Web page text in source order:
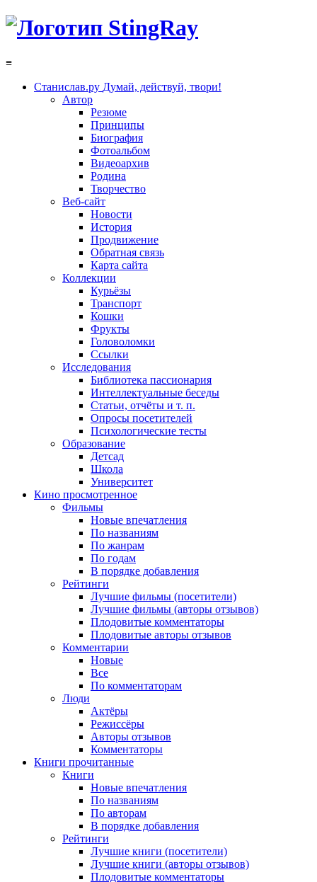
≡
Станислав.ру Думай, действуй, твори!
Автор
Резюме
Принципы
Биография
Фотоальбом
Видеоархив
Родина
Творчество
Веб-сайт
Новости
История
Продвижение
Обратная связь
Карта сайта
Коллекции
Курьёзы
Транспорт
Кошки
Фрукты
Головоломки
Ссылки
Исследования
Библиотека пассионария
Интеллектуальные беседы
Статьи, отчёты и т. п.
Опросы посетителей
Психологические тесты
Образование
Детсад
Школа
Университет
Кино просмотренное
Фильмы
Новые впечатления
По названиям
По жанрам
По годам
В порядке добавления
Рейтинги
Лучшие фильмы (посетители)
Лучшие фильмы (авторы отзывов)
Плодовитые комментаторы
Плодовитые авторы отзывов
Комментарии
Новые
Все
По комментаторам
Люди
Актёры
Режиссёры
Авторы отзывов
Комментаторы
Книги прочитанные
Книги
Новые впечатления
По названиям
По авторам
В порядке добавления
Рейтинги
Лучшие книги (посетители)
Лучшие книги (авторы отзывов)
Плодовитые комментаторы